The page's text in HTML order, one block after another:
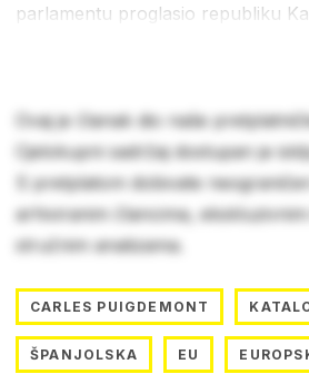
parlamentu proglasio republiku
Ovaj je članak dio naše
Cjelokupni sadržaj dostupan je
S pretplatom dobivate
arhiviranim člancima, ekskluzivnim
stručnim analizama.
CARLES PUIGDEMONT
ŠPANJOLSKA EU